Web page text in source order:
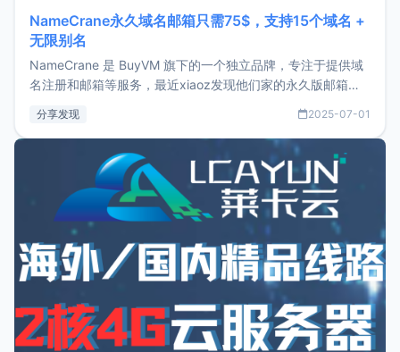
NameCrane永久域名邮箱只需75$，支持15个域名 +
无限别名
NameCrane 是 BuyVM 旗下的一个独立品牌，专注于提供域
名注册和邮箱等服务，最近xiaoz发现他们家的永久版邮箱服
又实惠的域名邮箱，不妨尝试一下 NameCrane。注册
NameCraneNameCrane不支持直接注册，必须要购买
分享发现 2025-07-01